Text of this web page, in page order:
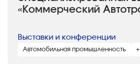
«Коммерческий
Выставки и конференции
Автомобильная промышленность +